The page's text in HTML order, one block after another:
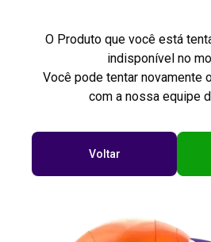
O Produto que você está
indisponível no
Você pode tentar novamente
com a nossa equipe
Voltar